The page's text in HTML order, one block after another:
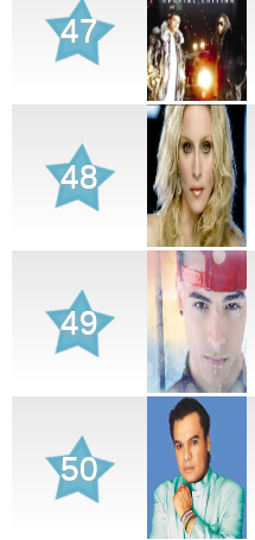
47
48
49
50